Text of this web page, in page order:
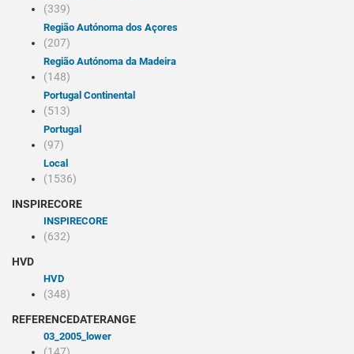
(339)
Região Autónoma dos Açores
(207)
Região Autónoma da Madeira
(148)
Portugal Continental
(513)
Portugal
(97)
Local
(1536)
INSPIRECORE
INSPIRECORE
(632)
HVD
HVD
(348)
REFERENCEDATERANGE
03_2005_lower